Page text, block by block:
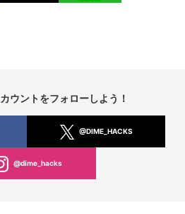
ウントをフォローしよう！
@DIME_HACKS
@dime_hacks